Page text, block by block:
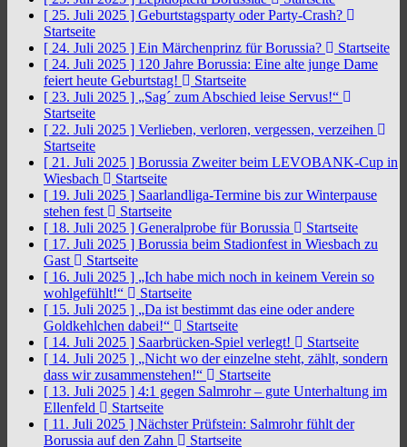
[ 25. Juli 2025 ] Geburtstagsparty oder Party-Crash?
Startseite
[ 24. Juli 2025 ] Ein Märchenprinz für Borussia?
Startseite
[ 24. Juli 2025 ] 120 Jahre Borussia: Eine alte junge Dame
feiert heute Geburtstag!
Startseite
[ 23. Juli 2025 ] „Sag´ zum Abschied leise Servus!“
Startseite
[ 22. Juli 2025 ] Verlieben, verloren, vergessen, verzeihen
Startseite
[ 21. Juli 2025 ] Borussia Zweiter beim LEVOBANK-Cup in
Wiesbach
Startseite
[ 19. Juli 2025 ] Saarlandliga-Termine bis zur Winterpause
stehen fest
Startseite
[ 18. Juli 2025 ] Generalprobe für Borussia
Startseite
[ 17. Juli 2025 ] Borussia beim Stadionfest in Wiesbach zu
Gast
Startseite
[ 16. Juli 2025 ] „Ich habe mich noch in keinem Verein so
wohlgefühlt!“
Startseite
[ 15. Juli 2025 ] „Da ist bestimmt das eine oder andere
Goldkehlchen dabei!“
Startseite
[ 14. Juli 2025 ] Saarbrücken-Spiel verlegt!
Startseite
[ 14. Juli 2025 ] „Nicht wo der einzelne steht, zählt, sondern
dass wir zusammenstehen!“
Startseite
[ 13. Juli 2025 ] 4:1 gegen Salmrohr – gute Unterhaltung im
Ellenfeld
Startseite
[ 11. Juli 2025 ] Nächster Prüfstein: Salmrohr fühlt der
Borussia auf den Zahn
Startseite